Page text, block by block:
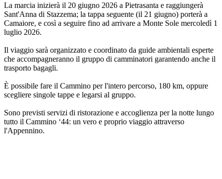
La marcia inizierà il 20 giugno 2026 a Pietrasanta e raggiungerà
Sant'Anna di Stazzema; la tappa seguente (il 21 giugno) porterà a
Camaiore, e così a seguire fino ad arrivare a Monte Sole mercoledì 1
luglio 2026.
Il viaggio sarà organizzato e coordinato da guide ambientali esperte
che accompagneranno il gruppo di camminatori garantendo anche il
trasporto bagagli.
È possibile fare il Cammino per l'intero percorso, 180 km, oppure
scegliere singole tappe e legarsi al gruppo.
Sono previsti servizi di ristorazione e accoglienza per la notte lungo
tutto il Cammino ‘44: un vero e proprio viaggio attraverso
l'Appennino.